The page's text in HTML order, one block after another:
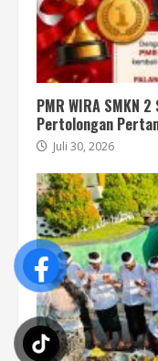
PMR WIRA SMKN
Pertolongan
Juli 30, 2026